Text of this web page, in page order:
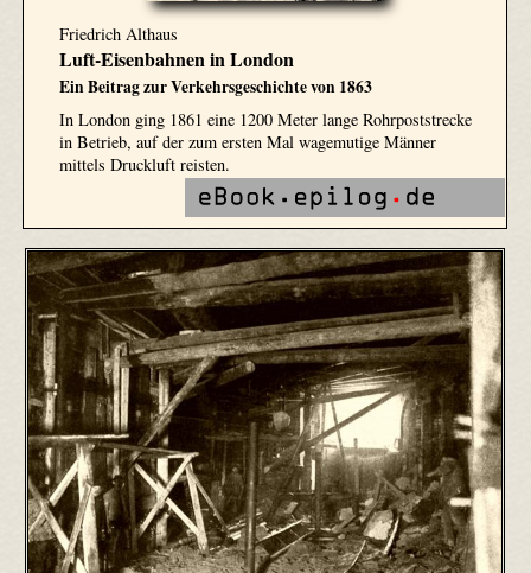
Friedrich Althaus
Luft-Eisenbahnen in London
Ein Beitrag zur Verkehrsgeschichte von 1863
In London ging 1861 eine 1200 Meter lange Rohrpoststrecke
in Betrieb, auf der zum ersten Mal wagemutige Männer
mittels Druckluft reisten.